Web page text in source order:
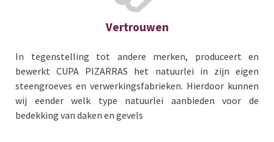
Vertrouwen
In tegenstelling tot andere merken, produceert en
bewerkt CUPA PIZARRAS het natuurlei in zijn eigen
steengroeves en verwerkingsfabrieken. Hierdoor kunnen
wij eender welk type natuurlei aanbieden voor de
bedekking van daken en gevels